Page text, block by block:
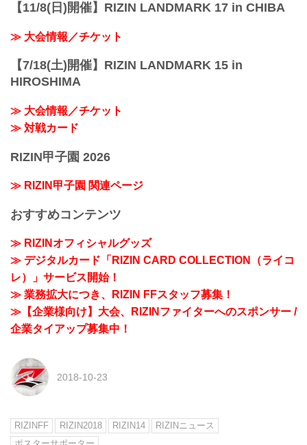
【11/8(日)開催】RIZIN LANDMARK 17 in CHIBA
≫ 大会情報／チケット
【7/18(土)開催】RIZIN LANDMARK 15 in
HIROSHIMA
≫ 大会情報／チケット
≫ 対戦カード
RIZIN甲子園 2026
≫ RIZIN甲子園 関連ページ
おすすめコンテンツ
≫ RIZINオフィシャルグッズ
≫ デジタルカード「RIZIN CARD COLLECTION（ライコ
レ）」サービス開始！
≫ 業務拡大につき、RIZIN FFスタッフ募集！
≫【企業様向け】大会、RIZINファイターへのスポンサー /
企業タイアップ募集中！
2018-10-23
RIZINFF RIZIN2018 RIZIN14
RIZINニュース